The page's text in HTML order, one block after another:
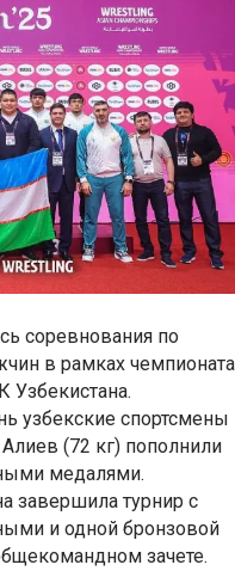
соревнования по
в рамках чемпионата
Узбекистана.
узбекские спортсмены
(72 кг) пополнили
медалями.
завершила турнир с
и одной бронзовой
зачете.